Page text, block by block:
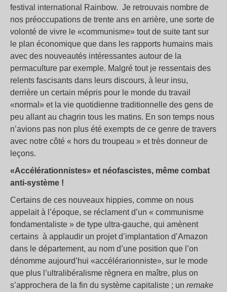
festival international Rainbow. Je retrouvais nombre de
nos préoccupations de trente ans en arrière, une sorte de
volonté de vivre le «communisme» tout de suite tant sur
le plan économique que dans les rapports humains mais
avec des nouveautés intéressantes autour de la
permaculture par exemple. Malgré tout je ressentais des
relents fascisants dans leurs discours, à leur insu,
derrière un certain mépris pour le monde du travail
«normal» et la vie quotidienne traditionnelle des gens de
peu allant au chagrin tous les matins. En son temps nous
n’avions pas non plus été exempts de ce genre de travers
avec notre côté « hors du troupeau » et très donneur de
leçons.
«Accélérationnistes» et néofascistes, même combat
anti-système !
Certains de ces nouveaux hippies, comme on nous
appelait à l’époque, se réclament d’un « communisme
fondamentaliste » de type ultra-gauche, qui amènent
certains à applaudir un projet d’implantation d’Amazon
dans le département, au nom d’une position que l’on
dénomme aujourd’hui «accélérarionniste», sur le mode
que plus l’ultralibéralisme règnera en maître, plus on
s’approchera de la fin du système capitaliste ; un remake